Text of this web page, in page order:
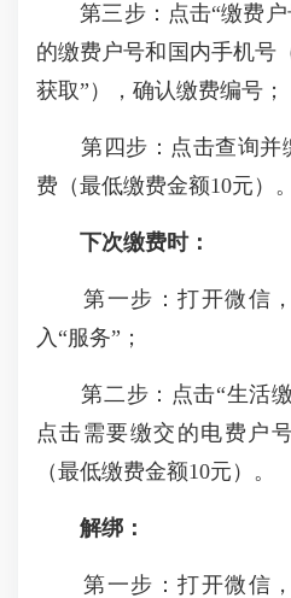
第三步：点击“缴费户
的缴费户号和国内手机号
获取”），确认缴费编号；
第四步：点击查询并
费（最低缴费金额10元）。
下次缴费时：
第一步：打开微信，
入“服务”；
第二步：点击“生活缴
点击需要缴交的电费户
（最低缴费金额10元）。
解绑：
第一步：打开微信，